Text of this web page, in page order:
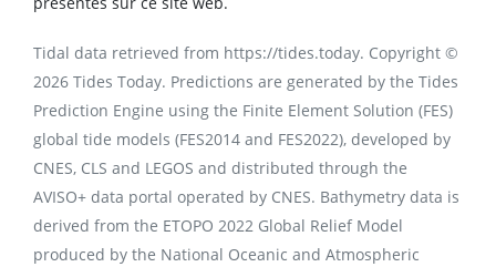
Tidal data retrieved from https://tides.today. Copyright ©
2026 Tides Today. Predictions are generated by the Tides
Prediction Engine using the Finite Element Solution (FES)
global tide models (FES2014 and FES2022), developed by
CNES, CLS and LEGOS and distributed through the
AVISO+ data portal operated by CNES. Bathymetry data is
derived from the ETOPO 2022 Global Relief Model
produced by the National Oceanic and Atmospheric